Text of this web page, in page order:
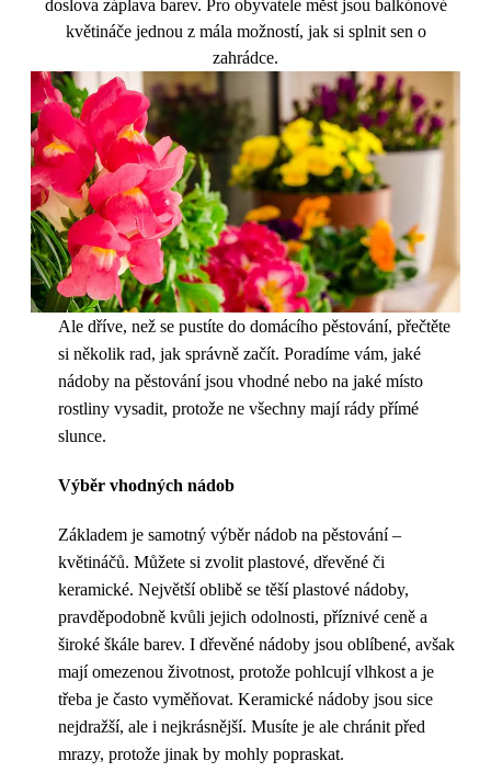
doslova záplava barev. Pro obyvatele měst jsou balkónové
květináče jednou z mála možností, jak si splnit sen o
zahrádce.
Ale dříve, než se pustíte do domácího pěstování, přečtěte
si několik rad, jak správně začít. Poradíme vám, jaké
nádoby na pěstování jsou vhodné nebo na jaké místo
rostliny vysadit, protože ne všechny mají rády přímé
slunce.
Výběr vhodných nádob
Základem je samotný výběr nádob na pěstování –
květináčů. Můžete si zvolit plastové, dřevěné či
keramické. Největší oblibě se těší plastové nádoby,
pravděpodobně kvůli jejich odolnosti, příznivé ceně a
široké škále barev. I dřevěné nádoby jsou oblíbené, avšak
mají omezenou životnost, protože pohlcují vlhkost a je
třeba je často vyměňovat. Keramické nádoby jsou sice
nejdražší, ale i nejkrásnější. Musíte je ale chránit před
mrazy, protože jinak by mohly popraskat.